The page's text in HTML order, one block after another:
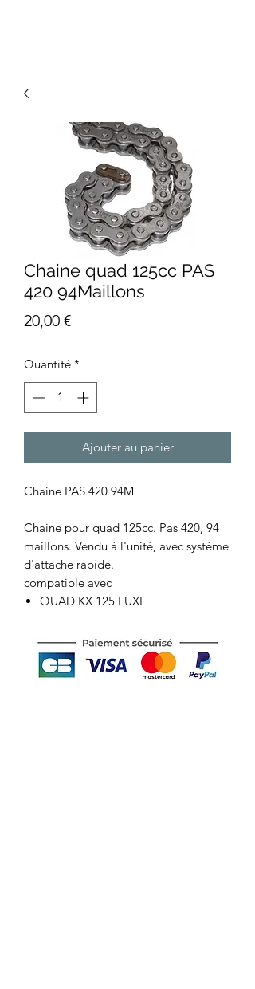
Chaine quad 125cc PAS
420 94Maillons
20,00 €Prix
Quantité *
Ajouter au panier
Chaine PAS 420 94M
Chaine pour quad 125cc. Pas 420, 94
maillons. Vendu à l'unité, avec système
d'attache rapide.
compatible avec
QUAD KX 125 LUXE